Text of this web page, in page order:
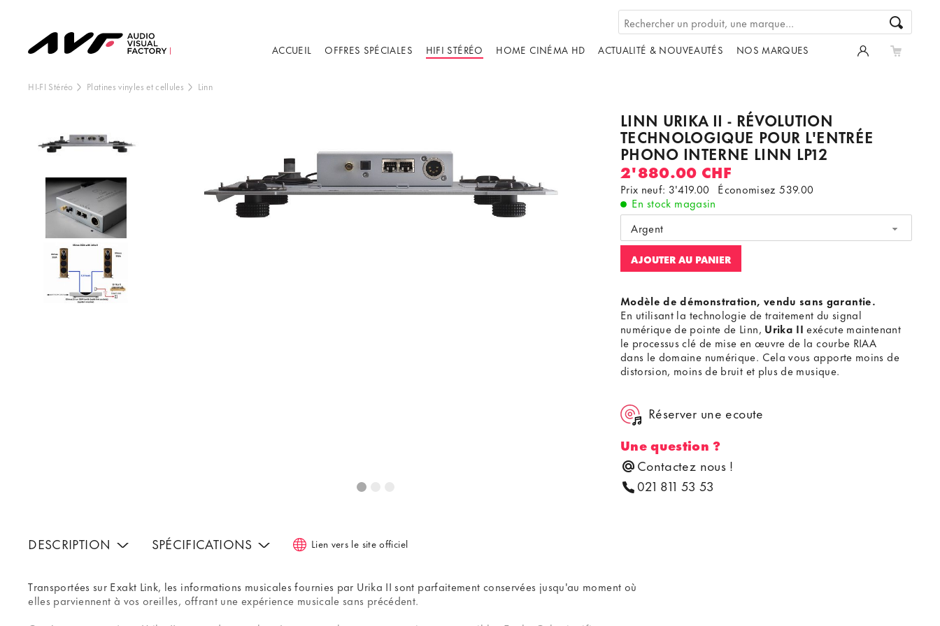
ACCUEIL OFFRES SPÉCIALES HIFI STÉRÉO HOME CINÉMA HD ACTUALITÉ & NOUVEAUTÉS NOS MARQUES
HI-FI Stéréo Platines vinyles et cellules Linn
LINN URIKA II - RÉVOLUTION
TECHNOLOGIQUE POUR L'ENTRÉE
PHONO INTERNE LINN LP12
2'880.00 CHF
Prix neuf: 3'419.00 Économisez539.00
En stock magasin
Argent
AJOUTER AU PANIER
Modèle de démonstration, vendu sans garantie.
En utilisant la technologie de traitement du signal
numérique de pointe de Linn, Urika II exécute maintenant
le processus clé de mise en œuvre de la courbe RIAA
dans le domaine numérique. Cela vous apporte moins de
distorsion, moins de bruit et plus de musique.
Réserver une ecoute
Une question ?
Contactez nous !
021 811 53 53
DESCRIPTION
Transportées sur Exakt Link, les informations musicales fournies par Urika II sont parfaitement conservées jusqu'au moment où
elles parviennent à vos oreilles, offrant une expérience musicale sans précédent.
SPÉCIFICATIONS Lien vers le site officiel